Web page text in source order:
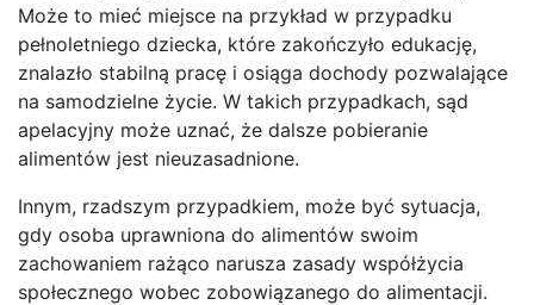
Może to mieć miejsce na przykład w przypadku
pełnoletniego dziecka, które zakończyło edukację,
znalazło stabilną pracę i osiąga dochody pozwalające
na samodzielne życie. W takich przypadkach, sąd
apelacyjny może uznać, że dalsze pobieranie
alimentów jest nieuzasadnione.
Innym, rzadszym przypadkiem, może być sytuacja,
gdy osoba uprawniona do alimentów swoim
zachowaniem rażąco narusza zasady współżycia
społecznego wobec zobowiązanego do alimentacji.